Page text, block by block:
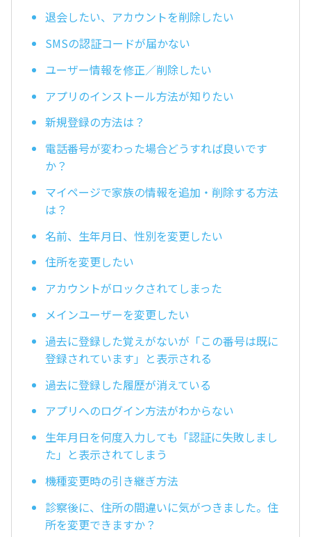
退会したい、アカウントを削除したい
SMSの認証コードが届かない
ユーザー情報を修正／削除したい
アプリのインストール方法が知りたい
新規登録の方法は？
電話番号が変わった場合どうすれば良いです
か？
マイページで家族の情報を追加・削除する方法
は？
名前、生年月日、性別を変更したい
住所を変更したい
アカウントがロックされてしまった
メインユーザーを変更したい
過去に登録した覚えがないが「この番号は既に
登録されています」と表示される
過去に登録した履歴が消えている
アプリへのログイン方法がわからない
生年月日を何度入力しても「認証に失敗しまし
た」と表示されてしまう
機種変更時の引き継ぎ方法
診察後に、住所の間違いに気がつきました。住
所を変更できますか？